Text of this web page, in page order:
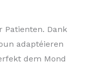
Dank
adaptéieren
dem Mond